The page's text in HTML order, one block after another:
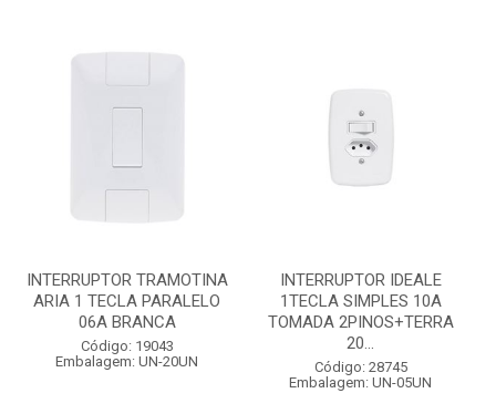
INTERRUPTOR TRAMOTINA
ARIA 1 TECLA PARALELO
06A BRANCA
Código: 19043
Embalagem: UN-20UN
INTERRUPTOR IDEALE
1TECLA SIMPLES 10A
TOMADA 2PINOS+TERRA
20...
Código: 28745
Embalagem: UN-05UN